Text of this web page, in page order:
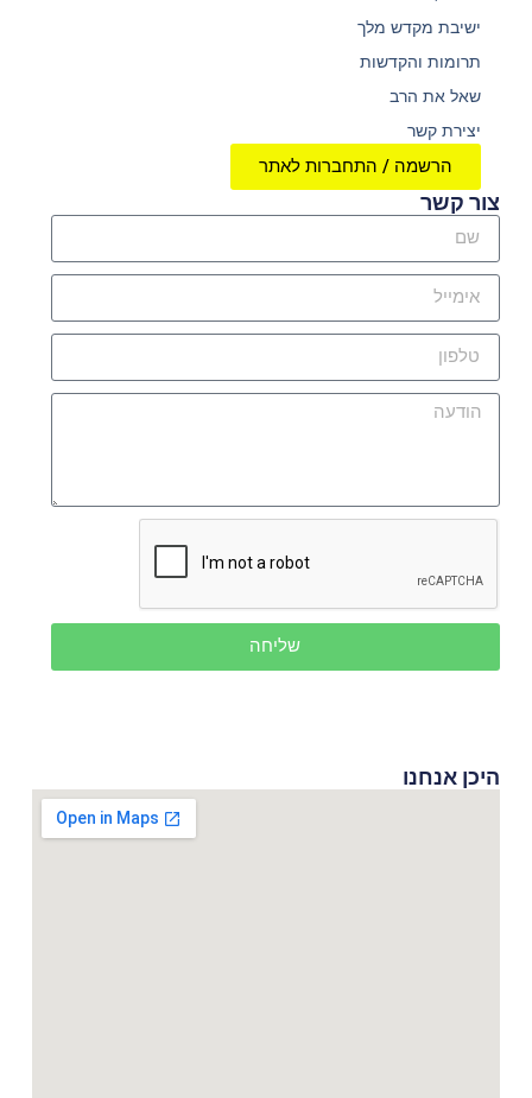
ישיבת מקדש מלך
תרומות והקדשות
שאל את הרב
יצירת קשר
הרשמה / התחברות לאתר
צור קשר
שליחה
היכן אנחנו